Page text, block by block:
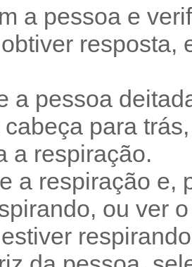
a pessoa e
resposta,
a pessoa
para
a respiração.
a respiração e,
ou ver